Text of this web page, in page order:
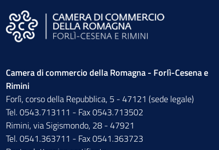
Camera di commercio della Romagna - Forlì-Cesena e
Rimini
Forlì, corso della Repubblica, 5 - 47121 (sede legale)
Tel. 0543.713111 - Fax 0543.713502
Rimini, via Sigismondo, 28 - 47921
Tel. 0541.363711 - Fax 0541.363723